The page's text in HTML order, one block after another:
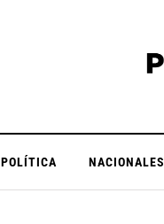
POLÍTICA NACIONALES